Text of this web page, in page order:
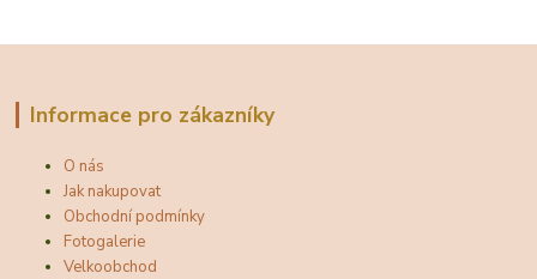
Informace pro zákazníky
O nás
Jak nakupovat
Obchodní podmínky
Fotogalerie
Velkoobchod